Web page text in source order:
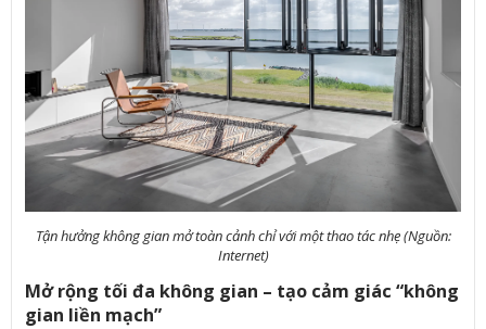
Tận hưởng không gian mở toàn cảnh chỉ với một thao tác nhẹ (Nguồn:
Internet)
Mở rộng tối đa không gian – tạo cảm giác “không
gian liền mạch”